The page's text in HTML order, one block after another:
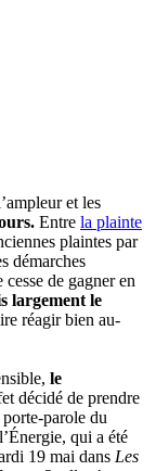
et les
Entre la plainte
plaintes par
démarches
de gagner en
largement le
réagir bien au-
le
décidé de prendre
porte-parole du
qui a été
19 mai dans Les